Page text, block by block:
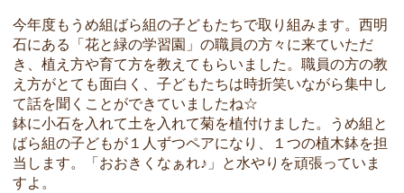
今年度もうめ組ばら組の子どもたちで取り組みます。西明
石にある「花と緑の学習園」の職員の方々に来ていただ
き、植え方や育て方を教えてもらいました。職員の方の教
え方がとても面白く、子どもたちは時折笑いながら集中し
て話を聞くことができていましたね☆
鉢に小石を入れて土を入れて菊を植付けました。うめ組と
ばら組の子どもが１人ずつペアになり、１つの植木鉢を担
当します。「おおきくなぁれ♪」と水やりを頑張っていま
すよ。